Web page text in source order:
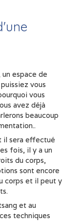
espace de
vous
vous
avez déjà
beaucoup
il sera effectué
fois, il y a un
du corps,
sont encore
corps et il peut y
et au
techniques